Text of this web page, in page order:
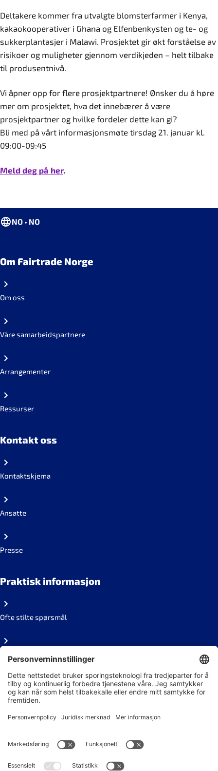
Deltakere kommer fra utvalgte blomsterfarmer i Kenya,
kakaokooperativer i Ghana og Elfenbenkysten og te- og
sukkerplantasjer i Malawi. Prosjektet gir økt forståelse av
risikoer og muligheter gjennom verdikjeden – helt tilbake
til produsentnivå.
Vi åpner opp for flere prosjektpartnere! Ønsker du å høre
mer om prosjektet, hva det innebærer å være
prosjektpartner og hvilke fordeler dette kan gi?
Bli med på vårt informasjonsmøte tirsdag 21. januar kl.
09:00-09:45
Meld deg på her.
NO • NO
Om Fairtrade Norge
Om oss
Våre samarbeidspartnere
Arrangementer
Ressurser
Kontakt oss
Kontaktskjema
Ansatte
Presse
Praktisk informasjon
Ofte stilte spørsmål
Personvern
Ledige stillinger
Følg oss på sosiale medier